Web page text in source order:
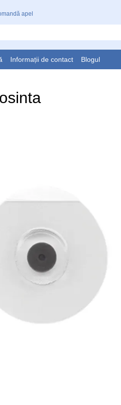
apel
Informații de contact Blogul